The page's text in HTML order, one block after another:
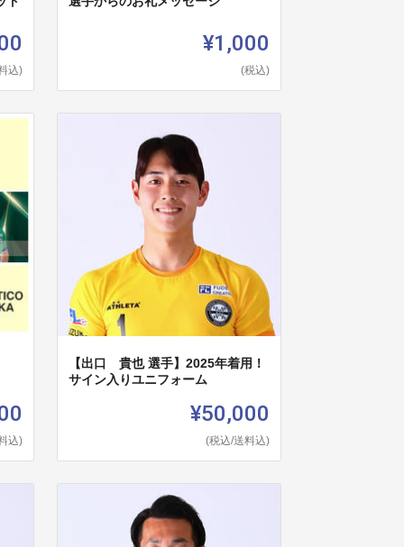
込)
¥1,000
(税込)
込)
【出口 貴也 選手】2025年着用！
サイン入りユニフォーム
¥50,000
(税込/送料込)